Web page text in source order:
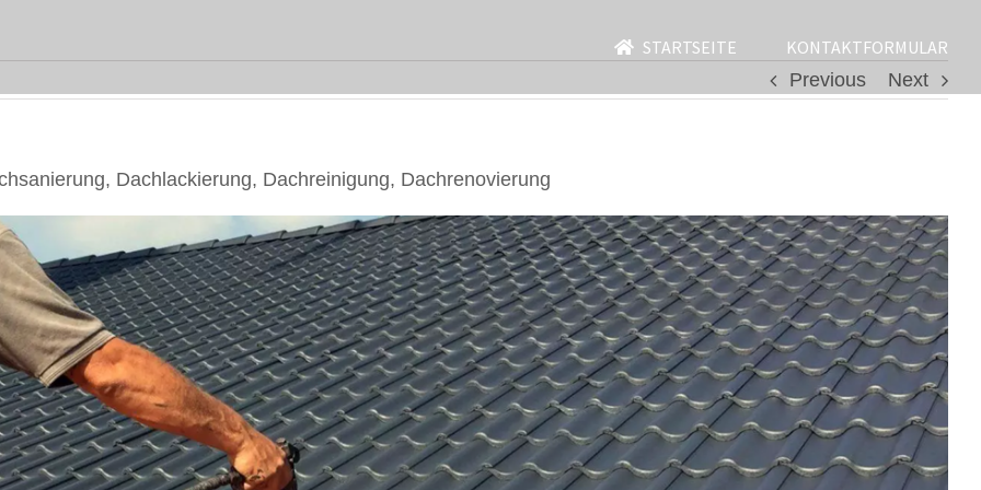
STARTSEITE
KONTAKTFORMULAR
Previous
Next
Dachlackierung, Dachreinigung, Dachrenovierung